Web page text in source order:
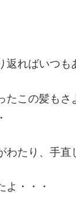
ればいつも
この髪も
たり、手直
よ・・・